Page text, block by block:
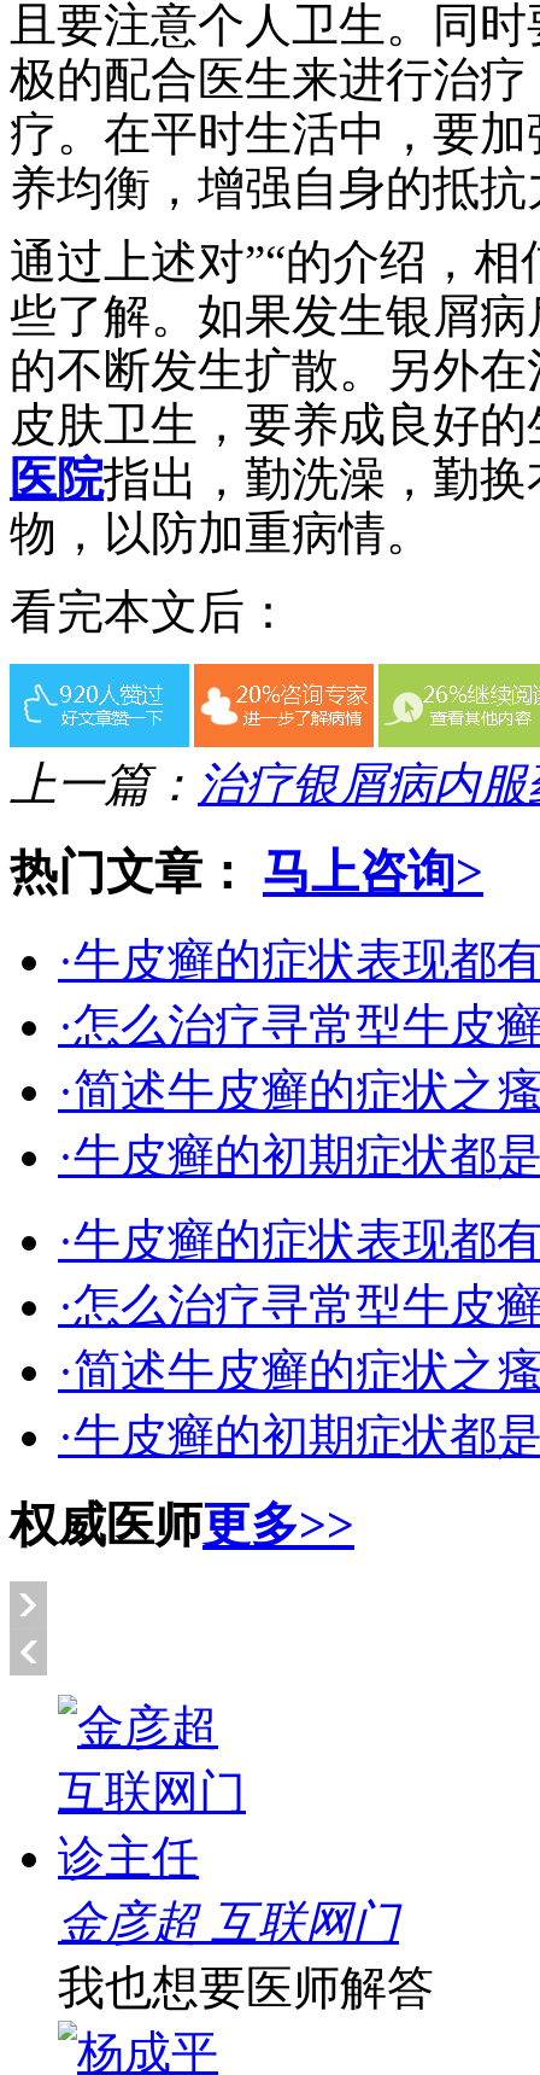
且要注意个人卫生。同
极的配合医生来进行治
疗。在平时生活中，要
养均衡，增强自身的抵抗
通过上述对”“的介绍，
些了解。如果发生银屑
的不断发生扩散。另外
皮肤卫生，要养成良好
医院指出，勤洗澡，勤
物，以防加重病情。
看完本文后：
上一篇： 治疗银屑病内
热门文章： 马上咨询>
·牛皮癣的症状表现都
·怎么治疗寻常型牛皮
·简述牛皮癣的症状之
·牛皮癣的初期症状都
·牛皮癣的症状表现都
·怎么治疗寻常型牛皮
·简述牛皮癣的症状之
·牛皮癣的初期症状都
权威医师更多>>
金彦超 互联网门
我也想要医师解答